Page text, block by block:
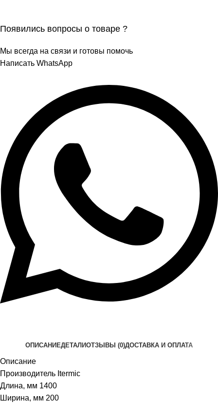
Появились вопросы о товаре ?
Мы всегда на связи и готовы помочь
Написать WhatsApp
ОПИСАНИЕДЕТАЛИОТЗЫВЫ (0)ДОСТАВКА И ОПЛАТА
Описание
Производитель Itermic
Длина, мм 1400
Ширина, мм 200